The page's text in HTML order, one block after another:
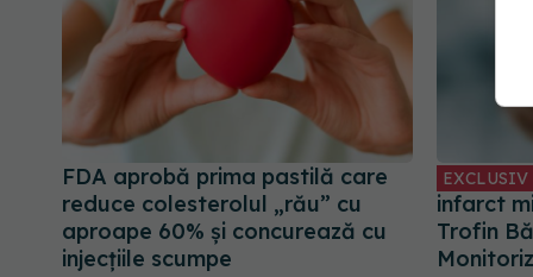
FDA aprobă prima pastilă care
reduce colesterolul „rău” cu
aproape 60% și concurează cu
injecțiile scumpe
EXCLUSIV
infarct
Trofin